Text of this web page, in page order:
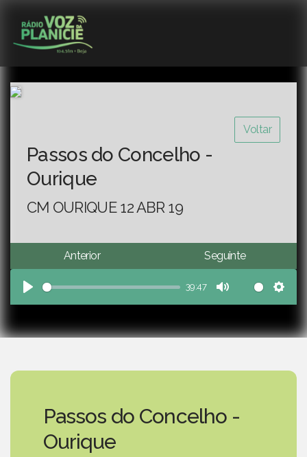
Voltar
Passos do Concelho -
Ourique
CM OURIQUE 12 ABR 19
Anterior Seguinte
Play
39:47
Mute
Passos do Concelho -
Ourique